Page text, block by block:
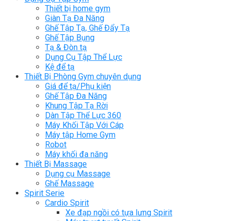
Thiết bị home gym
Giàn Tạ Đa Năng
Ghế Tập Tạ, Ghế Đẩy Tạ
Ghế Tập Bụng
Tạ & Đòn tạ
Dụng Cụ Tập Thể Lực
Kệ để tạ
Thiết Bị Phòng Gym chuyên dụng
Giá để tạ/Phụ kiện
Ghế Tập Đa Năng
Khung Tập Tạ Rời
Dàn Tập Thể Lực 360
Máy Khối Tập Với Cáp
Máy tập Home Gym
Robot
Máy khối đa năng
Thiết Bị Massage
Dụng cụ Massage
Ghế Massage
Spirit Serie
Cardio Spirit
Xe đạp ngồi có tựa lưng Spirit